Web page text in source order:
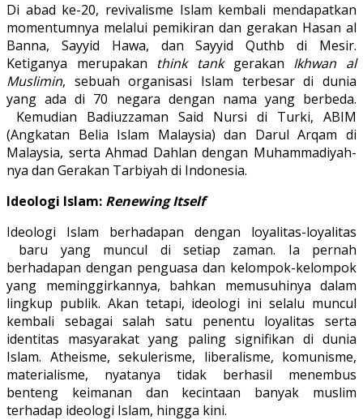
Di abad ke-20, revivalisme Islam kembali mendapatkan
momentumnya melalui pemikiran dan gerakan Hasan al
Banna, Sayyid Hawa, dan Sayyid Quthb di Mesir.
Ketiganya merupakan think tankgerakan Ikhwan al
Muslimin, sebuah organisasi Islam terbesar di dunia
yang ada di 70 negara dengan nama yang berbeda.
Kemudian Badiuzzaman Said Nursi di Turki, ABIM
(Angkatan Belia Islam Malaysia) dan Darul Arqam di
Malaysia, serta Ahmad Dahlan dengan Muhammadiyah-
nya dan Gerakan Tarbiyah di Indonesia.
Ideologi Islam: Renewing Itself
Ideologi Islam berhadapan dengan loyalitas-loyalitas
baru yang muncul di setiap zaman. Ia pernah
berhadapan dengan penguasa dan kelompok-kelompok
yang meminggirkannya, bahkan memusuhinya dalam
lingkup publik. Akan tetapi, ideologi ini selalu muncul
kembali sebagai salah satu penentu loyalitas serta
identitas masyarakat yang paling signifikan di dunia
Islam. Atheisme, sekulerisme, liberalisme, komunisme,
materialisme, nyatanya tidak berhasil menembus
benteng keimanan dan kecintaan banyak muslim
terhadap ideologi Islam, hingga kini.